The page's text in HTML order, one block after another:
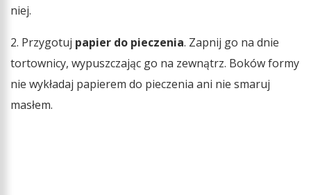
niej.
2. Przygotuj papier do pieczenia. Zapnij go na dnie
tortownicy, wypuszczając go na zewnątrz. Boków formy
nie wykładaj papierem do pieczenia ani nie smaruj
masłem.